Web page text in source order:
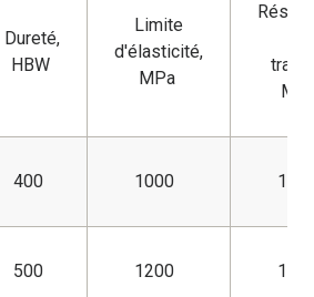
Dureté,
HBW
Limite
d'élasticité,
MPa
400 1000
500 1200